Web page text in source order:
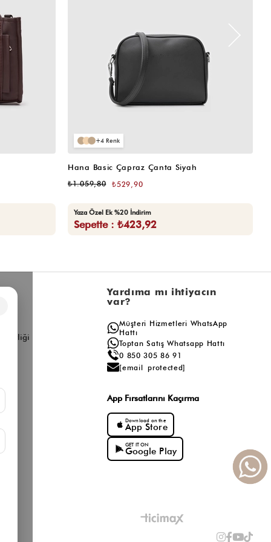
4
Hana Basic Çapraz Çanta Siyah
₺529,90
₺1.059,80
Yaza Özel Ek %20 İndirim
Sepette : ₺423,92
Birliği
Yardıma mı ihtiyacın
var?
Müşteri Hizmetleri WhatsApp
Hattı
Toptan Satış Whatsapp Hattı
0 850 305 86 91
[email protected]
App Fırsatlarını Kaçırma
Download on the
App Store
GET IT ON
Google Play